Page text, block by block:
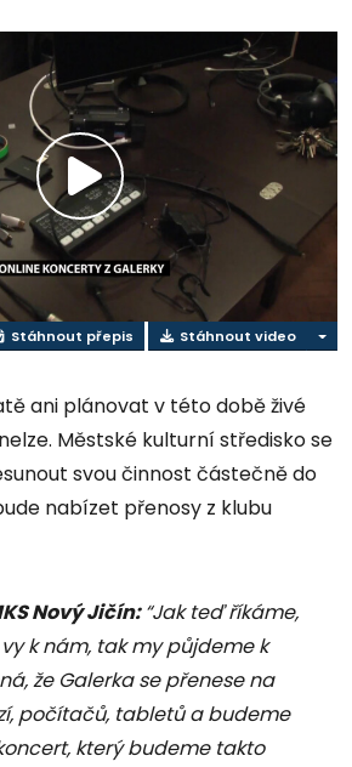
Přehrát
video
Stáhnout přepis Stáhnout video
ani plánovat v této době živé
Městské kulturní středisko se
svou činnost částečně do
nabízet přenosy z klubu
Nový Jičín:“Jak teď říkáme,
k nám, tak my půjdeme k
že Galerka se přenese na
počítačů, tabletů a budeme
který budeme takto